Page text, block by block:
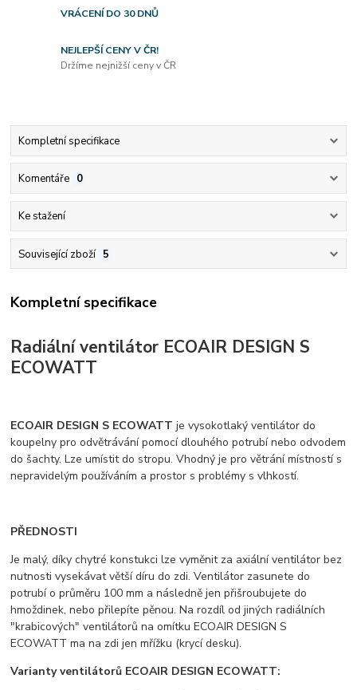
VRÁCENÍ DO 30 DNŮ
NEJLEPŠÍ CENY V ČR!
Držíme nejnižší ceny v ČR
Kompletní specifikace
Komentáře 0
Ke stažení
Související zboží 5
Kompletní specifikace
Radiální ventilátor ECOAIR DESIGN S
ECOWATT
ECOAIR DESIGN S ECOWATT je vysokotlaký ventilátor do
koupelny pro odvětrávání pomocí dlouhého potrubí nebo odvodem
do šachty. Lze umístit do stropu. Vhodný je pro větrání místností s
nepravidelým používáním a prostor s problémy s vlhkostí.
PŘEDNOSTI
Je malý, díky chytré konstukci lze vyměnit za axiální ventilátor bez
nutnosti vysekávat větší díru do zdi. Ventilátor zasunete do
potrubí o průměru 100 mm a následně jen přišroubujete do
hmoždinek, nebo přilepíte pěnou. Na rozdíl od jiných radiálních
"krabicových" ventilátorů na omítku ECOAIR DESIGN S
ECOWATT ma na zdi jen mřížku (krycí desku).
Varianty ventilátorů ECOAIR DESIGN ECOWATT: